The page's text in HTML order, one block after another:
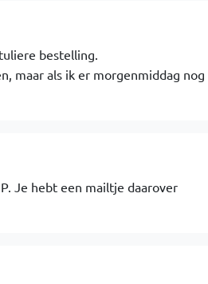
bestelling.
maar als ik er morgenmiddag nog
Je hebt een mailtje daarover